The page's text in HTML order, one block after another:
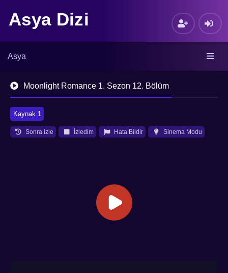
Asya Dizi
Asya
Moonlight Romance 1. Sezon 12. Bölüm
Kaynak 1
Sonra izle İzledim Hata Bildir Sinema Modu